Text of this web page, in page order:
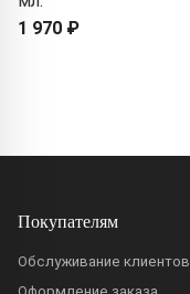
1 970 ₽
Покупателям
Обслуживание клиентов